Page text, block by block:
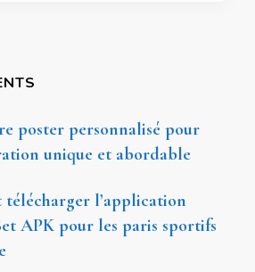
poster personnalisé pour
unique et abordable
télécharger l’application
APK pour les paris sportifs